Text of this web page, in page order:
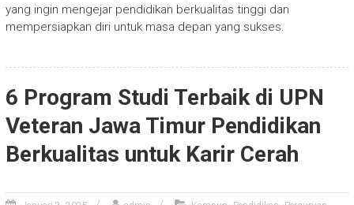
yang ingin mengejar pendidikan berkualitas tinggi dan
mempersiapkan diri untuk masa depan yang sukses.
6 Program Studi Terbaik di UPN
Veteran Jawa Timur Pendidikan
Berkualitas untuk Karir Cerah